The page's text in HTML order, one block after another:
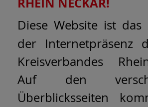
Diese Website ist das
der Internetpräsenz
Kreisverbandes
Auf den
Überblicksseiten